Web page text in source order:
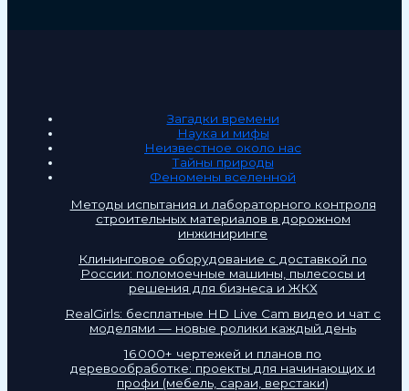
Загадки времени
Наука и мифы
Неизвестное около нас
Тайны природы
Феномены вселенной
Методы испытания и лабораторного контроля
строительных материалов в дорожном
инжиниринге
Клининговое оборудование с доставкой по
России: поломоечные машины, пылесосы и
решения для бизнеса и ЖКХ
RealGirls: бесплатные HD Live Cam видео и чат с
моделями — новые ролики каждый день
16 000+ чертежей и планов по
деревообработке: проекты для начинающих и
профи (мебель, сараи, верстаки)